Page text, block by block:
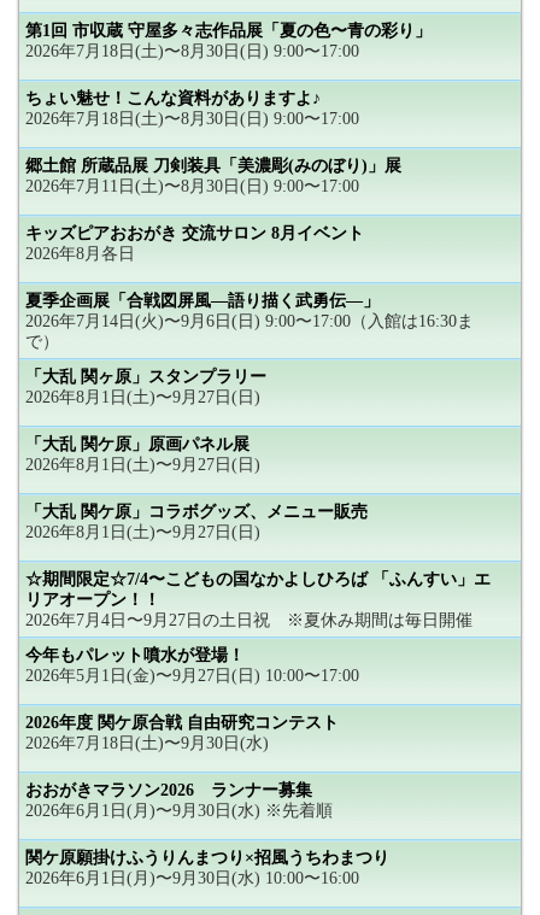
第1回 市収蔵 守屋多々志作品展「夏の色〜青の彩り」
2026年7月18日(土)〜8月30日(日) 9:00〜17:00
ちょい魅せ！こんな資料がありますよ♪
2026年7月18日(土)〜8月30日(日) 9:00〜17:00
郷土館 所蔵品展 刀剣装具「美濃彫(みのぼり)」展
2026年7月11日(土)〜8月30日(日) 9:00〜17:00
キッズピアおおがき 交流サロン 8月イベント
2026年8月各日
夏季企画展「合戦図屏風―語り描く武勇伝―」
2026年7月14日(火)〜9月6日(日) 9:00〜17:00（入館は16:30ま
で）
「大乱 関ヶ原」スタンプラリー
2026年8月1日(土)〜9月27日(日)
「大乱 関ケ原」原画パネル展
2026年8月1日(土)〜9月27日(日)
「大乱 関ケ原」コラボグッズ、メニュー販売
2026年8月1日(土)〜9月27日(日)
☆期間限定☆7/4〜こどもの国なかよしひろば 「ふんすい」エ
リアオープン！！
2026年7月4日〜9月27日の土日祝 ※夏休み期間は毎日開催
今年もパレット噴水が登場！
2026年5月1日(金)〜9月27日(日) 10:00〜17:00
2026年度 関ケ原合戦 自由研究コンテスト
2026年7月18日(土)〜9月30日(水)
おおがきマラソン2026 ランナー募集
2026年6月1日(月)〜9月30日(水) ※先着順
関ケ原願掛けふうりんまつり×招風うちわまつり
2026年6月1日(月)〜9月30日(水) 10:00〜16:00